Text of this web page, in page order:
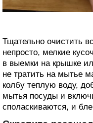
Тщательно очистить
непросто, мелкие
в выемки на крышке
не тратить на мытье
колбу теплую воду,
мытья посуды и
споласкиваются, и